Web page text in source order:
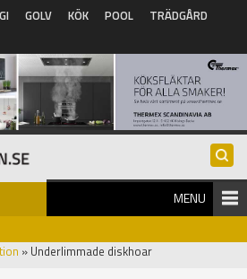
GOLV KÖK POOL
TRÄDGÅRD
MENU
» Underlimmade diskhoar